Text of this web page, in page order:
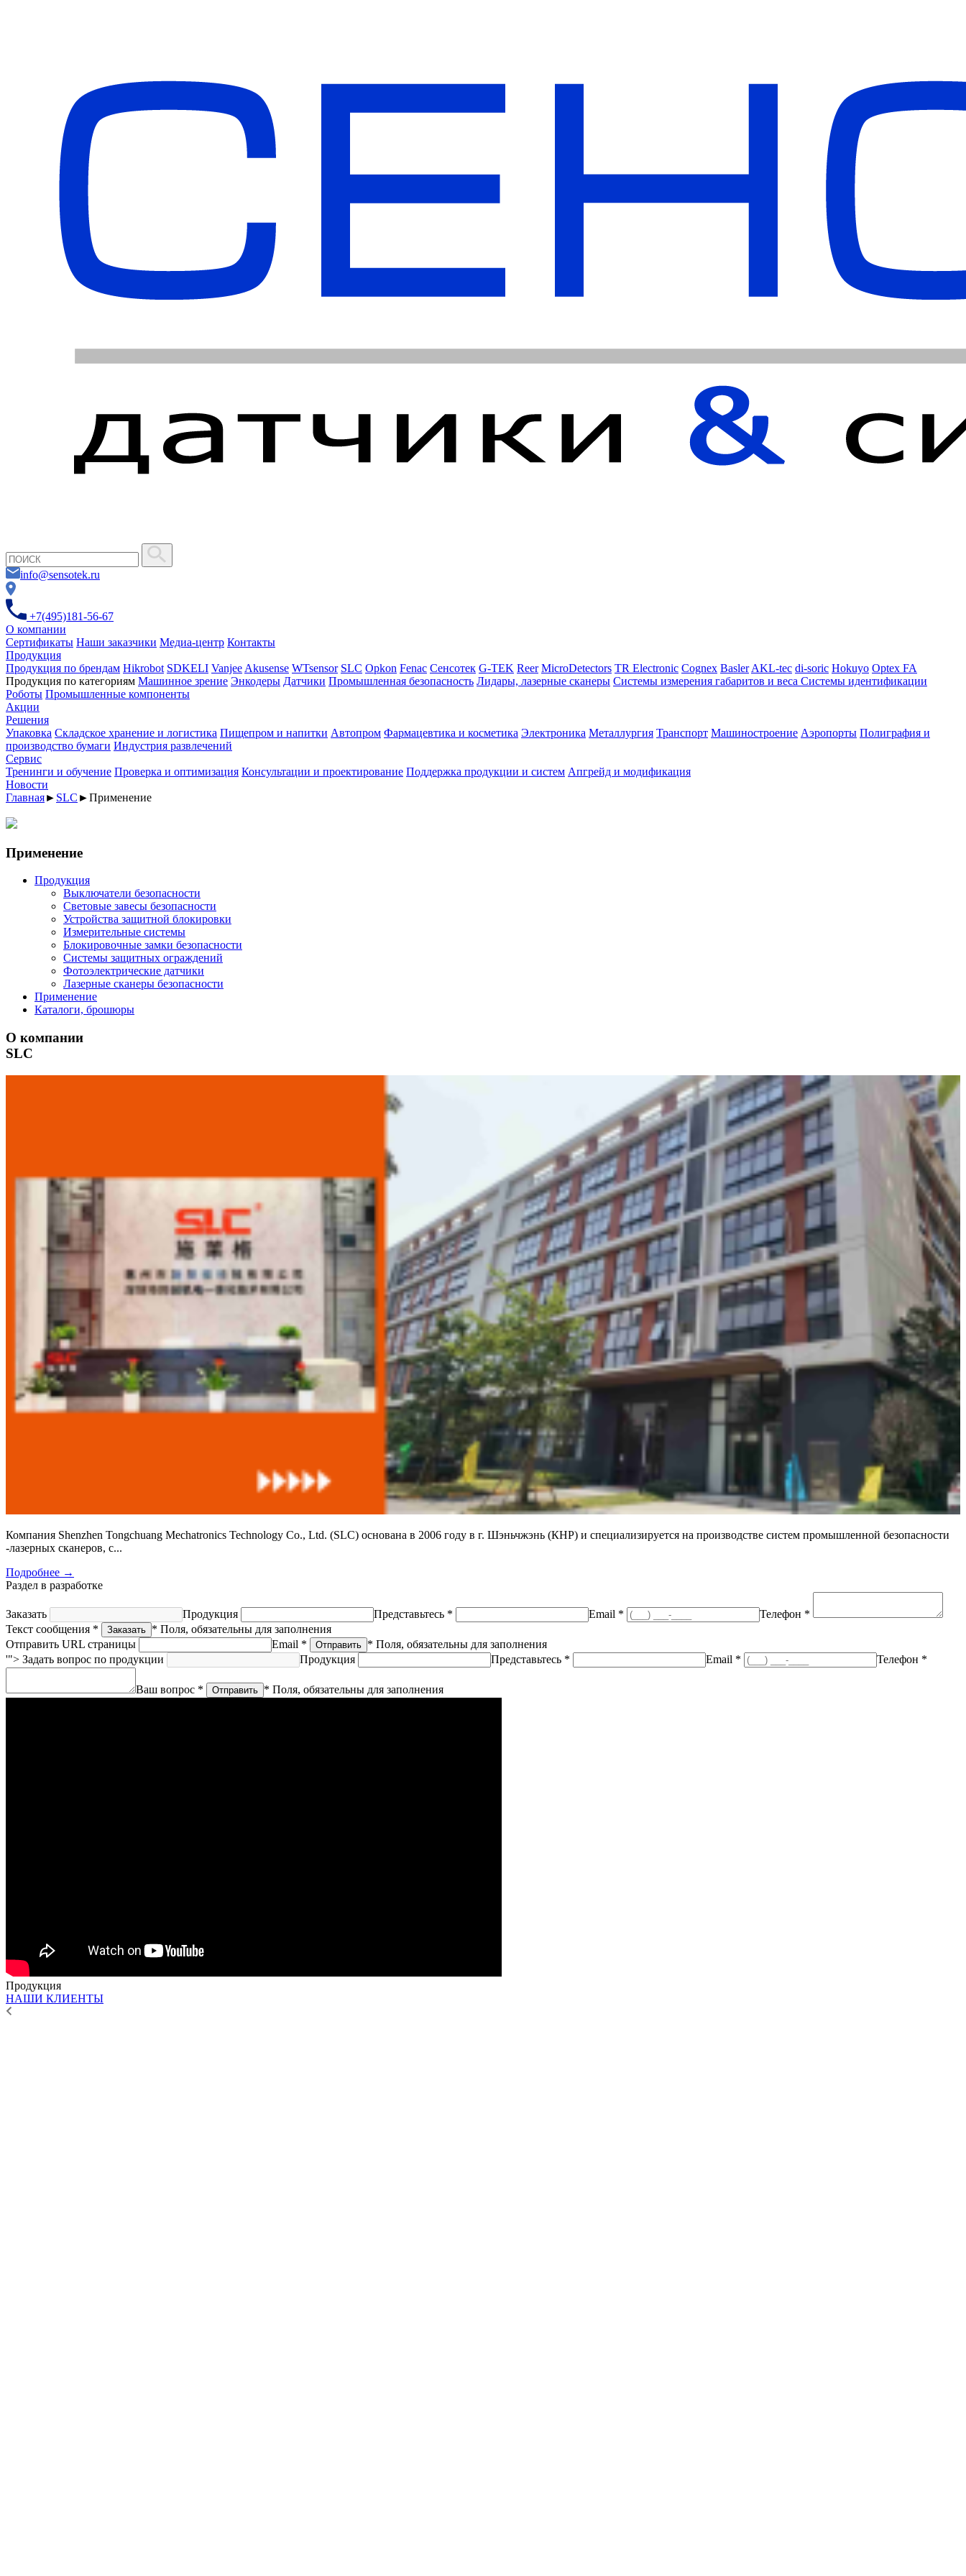
info@sensotek.ru
+7(495)181-56-67
О компании
Сертификаты Наши заказчики Медиа-центр Контакты
Продукция
Продукция по брендам Hikrobot SDKELI Vanjee Akusense WTsensor SLC Opkon Fenac Сенсотек G-TEK Reer MicroDetectors TR Electronic Cognex Basler AKL-tec di-soric Hokuyo Optex FA
Продукция по категориям Машинное зрение Энкодеры Датчики Промышленная безопасность Лидары, лазерные сканеры Системы измерения габаритов и веса Системы идентификации
Роботы Промышленные компоненты
Акции
Решения
Упаковка Складское хранение и логистика Пищепром и напитки Автопром Фармацевтика и косметика Электроника Металлургия Транспорт Машиностроение Аэропорты Полиграфия и
производство бумаги Индустрия развлечений
Сервис
Тренинги и обучение Проверка и оптимизация Консультации и проектирование Поддержка продукции и систем Апгрейд и модификация
Новости
Главная► SLC ►Применение
Применение
Продукция
Выключатели безопасности
Световые завесы безопасности
Устройства защитной блокировки
Измерительные системы
Блокировочные замки безопасности
Системы защитных ограждений
Фотоэлектрические датчики
Лазерные сканеры безопасности
Применение
Каталоги, брошюры
О компании
SLC
Компания Shenzhen Tongchuang Mechatronics Technology Co., Ltd. (SLC) основана в 2006 году в г. Шэньчжэнь (КНР) и специализируется на производстве систем промышленной безопасности
-лазерных сканеров, с...
Подробнее →
Раздел в разработке
Заказать Продукция Представьтесь * Email *
Телефон *
Текст сообщения *
* Поля, обязательны для заполнения
Отправить URL страницы
Email *
* Поля, обязательны для заполнения
'"> Задать вопрос по продукции Продукция Представьтесь * Email * Телефон *
Ваш вопрос * * Поля, обязательны для заполнения
Продукция
НАШИ КЛИЕНТЫ